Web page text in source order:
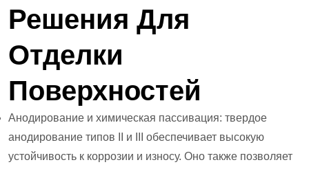
Решения Для
Отделки
Поверхностей
Анодирование и химическая пассивация: твердое
анодирование типов II и III обеспечивает высокую
устойчивость к коррозии и износу. Оно также позволяет